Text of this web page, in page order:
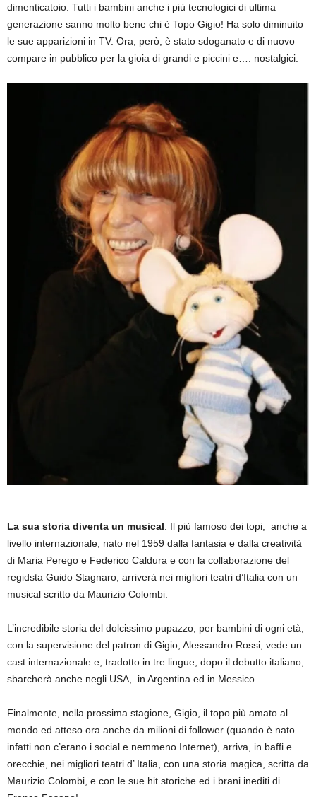
dimenticatoio. Tutti i bambini anche i più tecnologici di ultima
generazione sanno molto bene chi è Topo Gigio! Ha solo diminuito
le sue apparizioni in TV. Ora, però, è stato sdoganato e di nuovo
compare in pubblico per la gioia di grandi e piccini e…. nostalgici.
La sua storia diventa un musical . Il più famoso dei topi, anche a
livello internazionale, nato nel 1959 dalla fantasia e dalla creatività
di Maria Perego e Federico Caldura e con la collaborazione del
regidsta Guido Stagnaro, arriverà nei migliori teatri d’Italia con un
musical scritto da Maurizio Colombi.
L’incredibile storia del dolcissimo pupazzo, per bambini di ogni età,
con la supervisione del patron di Gigio, Alessandro Rossi, vede un
cast internazionale e, tradotto in tre lingue, dopo il debutto italiano,
sbarcherà anche negli USA, in Argentina ed in Messico.
Finalmente, nella prossima stagione, Gigio, il topo più amato al
mondo ed atteso ora anche da milioni di follower (quando è nato
infatti non c’erano i social e nemmeno Internet), arriva, in baffi e
orecchie, nei migliori teatri d’ Italia, con una storia magica, scritta da
Maurizio Colombi, e con le sue hit storiche ed i brani inediti di